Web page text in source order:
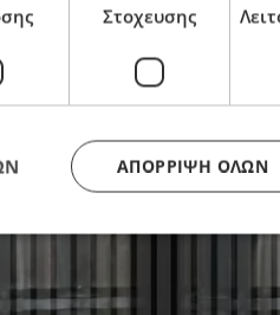
ΗΠΑ-Ιράν
Στοχευσης
ΑΠΌΡΡΙΨΗ ΌΛΩΝ